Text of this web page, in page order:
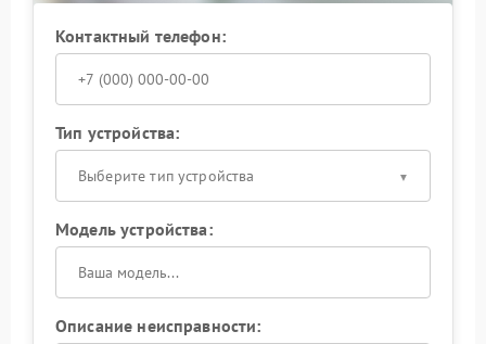
Контактный телефон:
Тип устройства:
Выберите тип устройства
Модель устройства:
Описание неисправности: